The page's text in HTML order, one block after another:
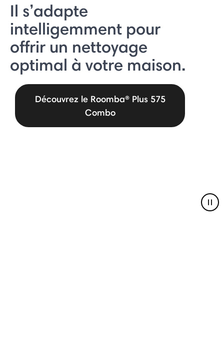
Il s’adapte
intelligemment pour
offrir un nettoyage
optimal à votre maison.
Découvrez le Roomba® Plus 575
Combo